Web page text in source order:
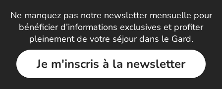
Ne manquez pas notre newsletter mensuelle pour
bénéficier d’informations exclusives et profiter
pleinement de votre séjour dans le Gard.
Je m'inscris à la newsletter